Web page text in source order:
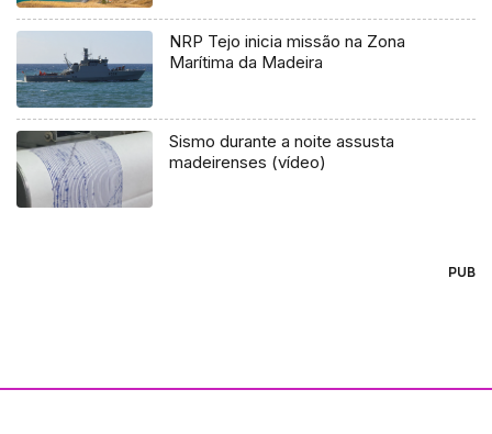
NRP Tejo inicia missão na Zona
Marítima da Madeira
Sismo durante a noite assusta
madeirenses (vídeo)
PUB